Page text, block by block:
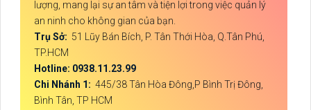
lượng, mang lại sự an tâm và tiện lợi trong việc quản lý
an ninh cho không gian của bạn.
Trụ Sở: 51 Lũy Bán Bích, P. Tân Thới Hòa, Q.Tân Phú,
TP.HCM
Hotline: 0938.11.23.99
Chi Nhánh 1: 445/38 Tân Hòa Đông,P Bình Trị Đông,
Bình Tân, TP HCM